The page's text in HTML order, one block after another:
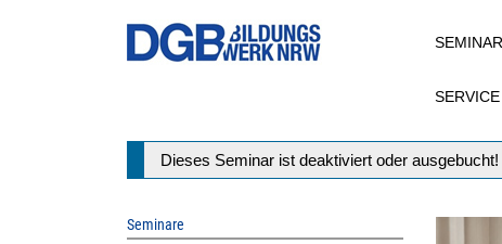
SERVICE
Statusmeldung
Dieses Seminar ist deaktiviert oder ausgebucht!
Seminare